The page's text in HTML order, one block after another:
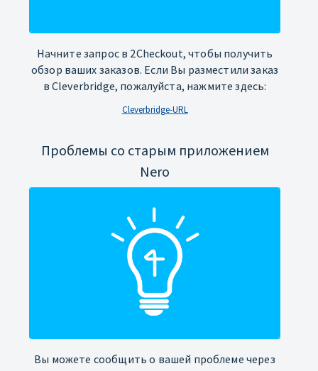
Начните запрос в 2Checkout, чтобы получить
обзор ваших заказов. Если Вы разместили заказ
в Cleverbridge, пожалуйста, нажмите здесь:
Cleverbridge-URL
Проблемы со старым приложением
Nero
Вы можете сообщить о вашей проблеме через